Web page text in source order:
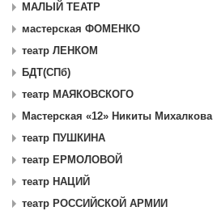
МАЛЫЙ ТЕАТР
мастерская ФОМЕНКО
театр ЛЕНКОМ
БДТ(СПб)
театр МАЯКОВСКОГО
Мастерская «12» Никиты Михалкова
театр ПУШКИНА
театр ЕРМОЛОВОЙ
театр НАЦИЙ
театр РОССИЙСКОЙ АРМИИ